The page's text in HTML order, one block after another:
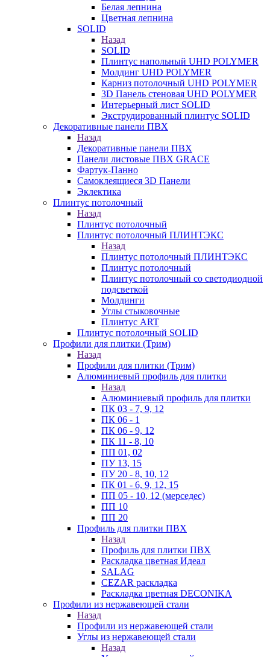
Белая лепнина
Цветная лепнина
SOLID
Назад
SOLID
Плинтус напольный UHD POLYMER
Молдинг UHD POLYMER
Карниз потолочный UHD POLYMER
3D Панель стеновая UHD POLYMER
Интерьерный лист SOLID
Экструдированный плинтус SOLID
Декоративные панели ПВХ
Назад
Декоративные панели ПВХ
Панели листовые ПВХ GRACE
Фартук-Панно
Самоклеящиеся 3D Панели
Эклектика
Плинтус потолочный
Назад
Плинтус потолочный
Плинтус потолочный ПЛИНТЭКС
Назад
Плинтус потолочный ПЛИНТЭКС
Плинтус потолочный
Плинтус потолочный со светодиодной
подсветкой
Молдинги
Углы стыковочные
Плинтус ART
Плинтус потолочный SOLID
Профили для плитки (Трим)
Назад
Профили для плитки (Трим)
Алюминиевый профиль для плитки
Назад
Алюминиевый профиль для плитки
ПК 03 - 7, 9, 12
ПК 06 - 1
ПК 06 - 9, 12
ПК 11 - 8, 10
ПП 01, 02
ПУ 13, 15
ПУ 20 - 8, 10, 12
ПК 01 - 6, 9, 12, 15
ПП 05 - 10, 12 (мерседес)
ПП 10
ПП 20
Профиль для плитки ПВХ
Назад
Профиль для плитки ПВХ
Раскладка цветная Идеал
SALAG
CEZAR раскладка
Раскладка цветная DECONIKA
Профили из нержавеющей стали
Назад
Профили из нержавеющей стали
Углы из нержавеющей стали
Назад